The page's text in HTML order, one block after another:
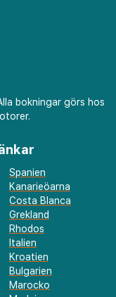
bokningar görs hos
Spanien
Kanarieöarna
Costa Blanca
Grekland
Rhodos
Italien
Kroatien
Bulgarien
Marocko